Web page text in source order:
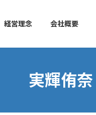
経営理念 会社概要
実輝侑奈